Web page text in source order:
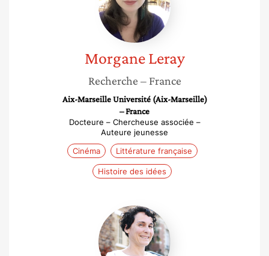
Morgane Leray
Recherche – France
Aix-Marseille Université (Aix-Marseille)
– France
Docteure – Chercheuse associée –
Auteure jeunesse
Cinéma
Littérature française
Histoire des idées
Jessie
Magana